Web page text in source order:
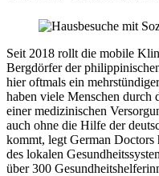
Seit 2018 rollt die mobile
Bergdörfer der
hier oftmals ein mehr
haben viele Menschen durch
einer medizinischen Ver
auch ohne die Hilfe der
kommt, legt German Doctors
des lokalen Gesundheits
über 300 Gesundheits